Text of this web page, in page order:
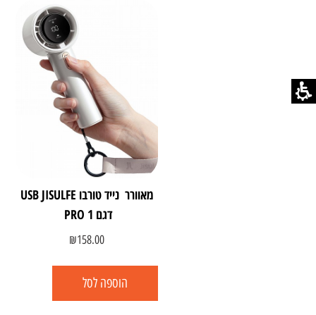
מאוורר נייד טורבו USB JISULFE
דגם PRO 1
₪158.00
הוספה לסל